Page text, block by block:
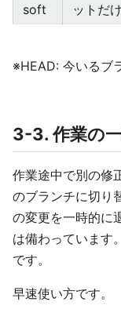
soft
ットだ
※HEAD: 今いるブ
3-3. 作業の
作業途中で別の修
のブランチに切り
の変更を一時的に
は備わっています
です。
早速使い方です。